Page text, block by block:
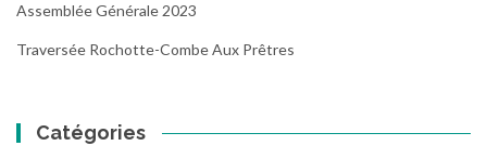
Assemblée Générale 2023
Traversée Rochotte-Combe Aux Prêtres
Catégories